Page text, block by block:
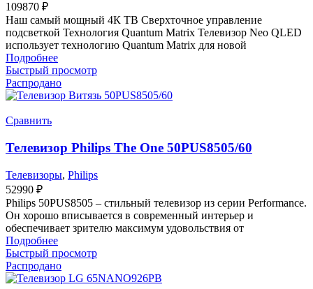
109870 ₽
Наш самый мощный 4К ТВ Сверхточное управление
подсветкой Технология Quantum Matrix Телевизор Neo QLED
использует технологию Quantum Matrix для новой
Подробнее
Быстрый просмотр
Распродано
Сравнить
Телевизор Philips The One 50PUS8505/60
Телевизоры, Philips
52990 ₽
Philips 50PUS8505 – стильный телевизор из серии Performance.
Он хорошо вписывается в современный интерьер и
обеспечивает зрителю максимум удовольствия от
Подробнее
Быстрый просмотр
Распродано